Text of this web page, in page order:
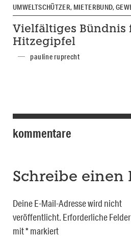
UMWELTSCHÜTZER, MIETERBUND,
Vielfältiges Bündnis
Hitzegipfel
pauline ruprecht
kommentare
Schreibe einen
Deine E-Mail-Adresse wird nicht
veröffentlicht. Erforderliche
mit*markiert